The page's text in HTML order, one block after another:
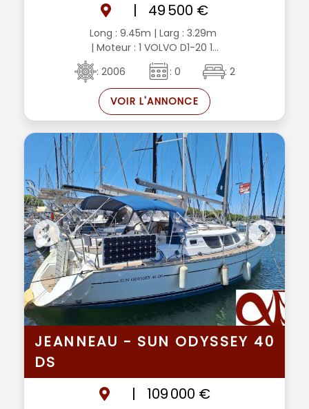
|
49 500 €
Long : 9.45m | Larg : 3.29m
| Moteur : 1 VOLVO D1-20 1...
: 2006
: 0 : 2
VOIR L'ANNONCE
JEANNEAU - SUN ODYSSEY 40
DS
|
109 000 €